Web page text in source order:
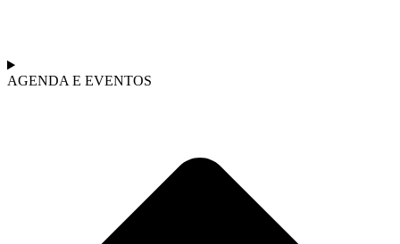
AGENDA E EVENTOS